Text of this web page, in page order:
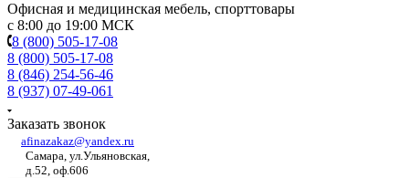
Офисная и медицинская мебель, спорттовары
с 8:00 до 19:00 МСК
8 (800) 505-17-08
8 (800) 505-17-08
8 (846) 254-56-46
8 (937) 07-49-061
Заказать звонок
afinazakaz@yandex.ru
Самара, ул.Ульяновская,
д.52, оф.606